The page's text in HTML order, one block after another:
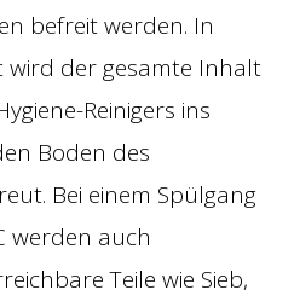
befreit werden. In
wird der gesamte Inhalt
Reinigers ins
Boden des
Bei einem Spülgang
werden auch
Teile wie Sieb,